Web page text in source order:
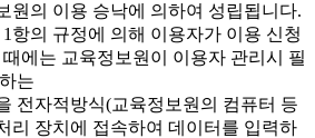
원의 이용 승낙에 의하여 성립됩니다.
항의 규정에 의해 이용자가 이용 신청
때에는 교육정보원이 이용자 관리시 필
는
전자적방식(교육정보원의 컴퓨터 등
리 장치에 접속하여 데이터를 입력하